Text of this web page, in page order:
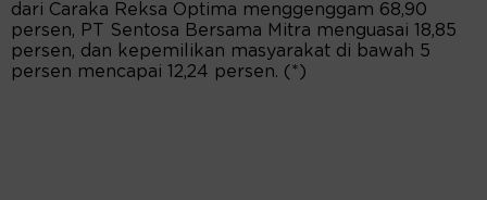
dari Caraka Reksa Optima menggenggam 68,90
persen, PT Sentosa Bersama Mitra menguasai 18,85
persen, dan kepemilikan masyarakat di bawah 5
persen mencapai 12,24 persen. (*)